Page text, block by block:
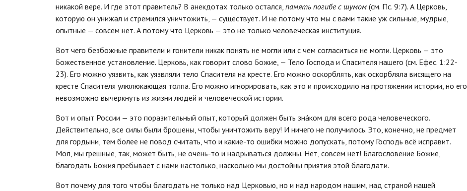
никакой вере. И где этот правитель? В анекдотах только остался, память погибе с шумом (см. Пс. 9:7). А Церковь,
которую он унижал и стремился уничтожить, — существует. И не потому что мы с вами такие уж сильные, мудрые,
опытные — совсем нет. А потому что Церковь — это не только человеческая институция.
Вот чего безбожные правители и гонители никак понять не могли или с чем согласиться не могли. Церковь — это
Божественное установление. Церковь, как говорит слово Божие, — Тело Господа и Спасителя нашего (см. Ефес. 1:22-
23). Его можно уязвить, как уязвляли тело Спасителя на кресте. Его можно оскорблять, как оскорбляла висящего на
кресте Спасителя улюлюкающая толпа. Его можно игнорировать, как это и происходило на протяжении истории, но его
невозможно вычеркнуть из жизни людей и человеческой истории.
Вот и опыт России — это поразительный опыт, который должен быть знáком для всего рода человеческого.
Действительно, все силы были брошены, чтобы уничтожить веру! И ничего не получилось. Это, конечно, не предмет
для гордыни, тем более не повод считать, что и какие-то ошибки можно допускать, потому Господь всё исправит.
Мол, мы грешные, так, может быть, не очень-то и надрываться должны. Нет, совсем нет! Благословение Божие,
благодать Божия пребывает с нами настолько, насколько мы достойны приятия этой благодати.
Вот почему для того чтобы благодать не только над Церковью, но и над народом нашим, над страной нашей